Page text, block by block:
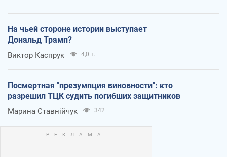
На чьей стороне истории выступает
Дональд Трамп?
Виктор Каспрук 4,0 т.
Посмертная "презумпция виновности": кто
разрешил ТЦК судить погибших защитников
Марина Ставнійчук 342